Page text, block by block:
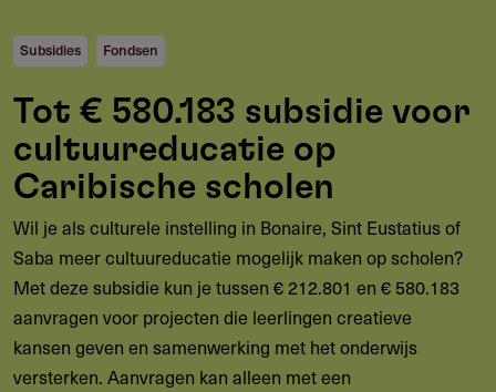
Subsidies Fondsen
Tot € 580.183 subsidie voor
cultuureducatie op
Caribische scholen
Wil je als culturele instelling in Bonaire, Sint Eustatius of
Saba meer cultuureducatie mogelijk maken op scholen?
Met deze subsidie kun je tussen € 212.801 en € 580.183
aanvragen voor projecten die leerlingen creatieve
kansen geven en samenwerking met het onderwijs
versterken. Aanvragen kan alleen met een